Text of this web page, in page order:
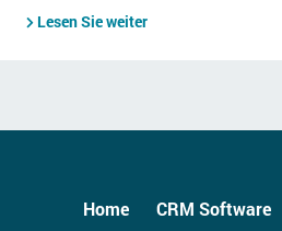
Lesen Sie weiter
Home CRM Software